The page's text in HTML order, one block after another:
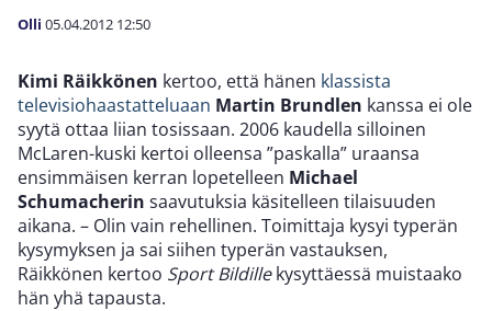
Olli 05.04.2012 12:50
Kimi Räikkönen kertoo, että hänen klassista
televisiohaastatteluaan Martin Brundlen kanssa ei ole
syytä ottaa liian tosissaan. 2006 kaudella silloinen
McLaren-kuski kertoi olleensa ”paskalla” uraansa
ensimmäisen kerran lopetelleen Michael
Schumacherin saavutuksia käsitelleen tilaisuuden
aikana. – Olin vain rehellinen. Toimittaja kysyi typerän
kysymyksen ja sai siihen typerän vastauksen,
Räikkönen kertoo Sport Bildillekysyttäessä muistaako
hän yhä tapausta.